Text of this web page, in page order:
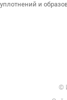
уплотнений и
©